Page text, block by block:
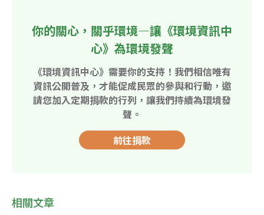
你的關心，關乎環境—讓《環境資訊中
心》為環境發聲
《環境資訊中心》需要你的支持！我們相信唯有
資訊公開普及，才能促成民眾的參與和行動，邀
請您加入定期捐款的行列，讓我們持續為環境發
聲。
前往捐款
相關文章